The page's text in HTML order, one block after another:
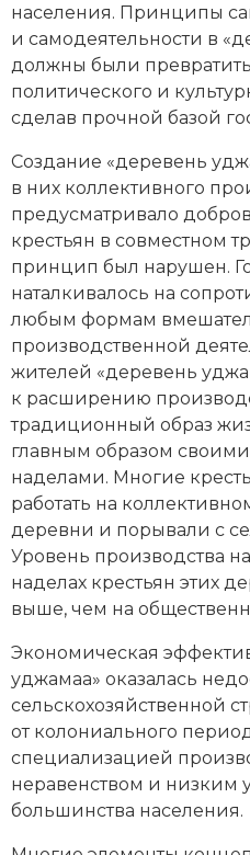
населения. Принципы
и самодеятельности в
должны были
политического и
сделав прочной базой
Создание «деревень
в них коллективного
предусматривало
крестьян в совместном
принцип был нарушен.
наталкивалось на
любым формам
производственной
жителей «деревень
к расширению
традиционный образ
главным образом
наделами. Многие
работать на
деревни и порывали с
Уровень производства
наделах крестьян этих
выше, чем на
Экономическая
уджамаа» оказалась
сельскохозяйственной
от колониального
специализацией
неравенством и низким
большинства населения.